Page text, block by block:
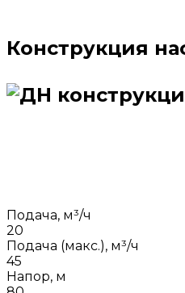
Конструкция
Подача, м³/ч
20
Подача (макс.), м³/ч
45
Напор, м